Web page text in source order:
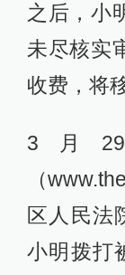
之后，小
未尽核实
收费，将
3月
（
区人民法
小明拨打